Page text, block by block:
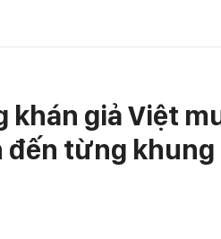
khán giả Việt
đến từng